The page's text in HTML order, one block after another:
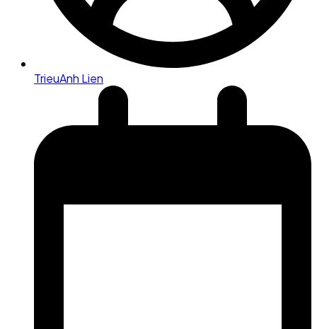
TrieuAnh Lien